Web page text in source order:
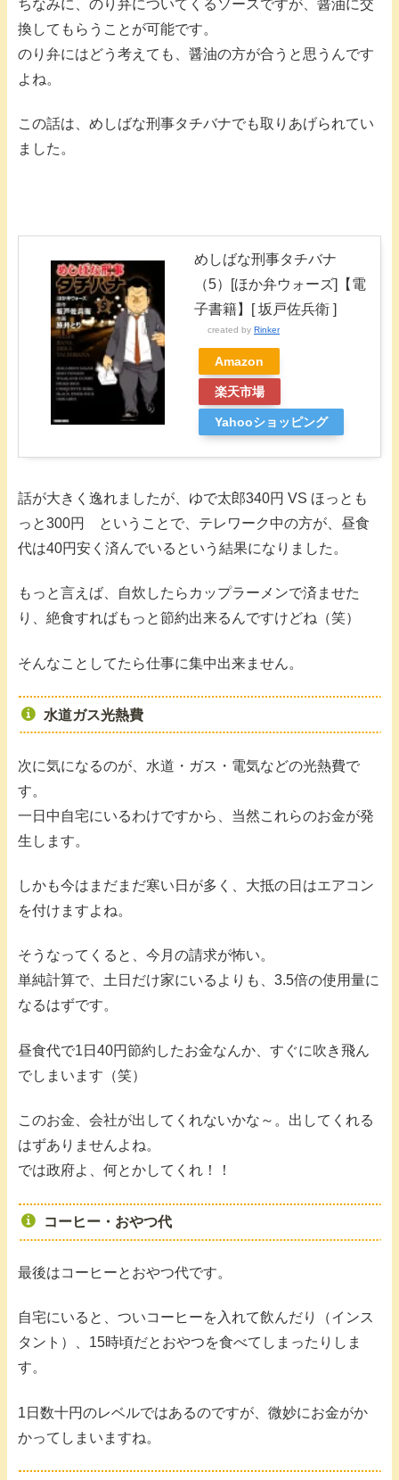
ちなみに、のり弁についてくるソースですが、醤油に交
換してもらうことが可能です。
のり弁にはどう考えても、醤油の方が合うと思うんです
よね。
この話は、めしばな刑事タチバナでも取りあげられてい
ました。
めしばな刑事タチバナ
（5）[ほか弁ウォーズ]【電
子書籍】[ 坂戸佐兵衛 ]
created by Rinker
Amazon
楽天市場
Yahooショッピング
話が大きく逸れましたが、ゆで太郎340円 VS ほっとも
っと300円 ということで、テレワーク中の方が、昼食
代は40円安く済んでいるという結果になりました。
もっと言えば、自炊したらカップラーメンで済ませた
り、絶食すればもっと節約出来るんですけどね（笑）
そんなことしてたら仕事に集中出来ません。
水道ガス光熱費
次に気になるのが、水道・ガス・電気などの光熱費で
す。
一日中自宅にいるわけですから、当然これらのお金が発
生します。
しかも今はまだまだ寒い日が多く、大抵の日はエアコン
を付けますよね。
そうなってくると、今月の請求が怖い。
単純計算で、土日だけ家にいるよりも、3.5倍の使用量に
なるはずです。
昼食代で1日40円節約したお金なんか、すぐに吹き飛ん
でしまいます（笑）
このお金、会社が出してくれないかな～。出してくれる
はずありませんよね。
では政府よ、何とかしてくれ！！
コーヒー・おやつ代
最後はコーヒーとおやつ代です。
自宅にいると、ついコーヒーを入れて飲んだり（インス
タント）、15時頃だとおやつを食べてしまったりしま
す。
1日数十円のレベルではあるのですが、微妙にお金がか
かってしまいますね。